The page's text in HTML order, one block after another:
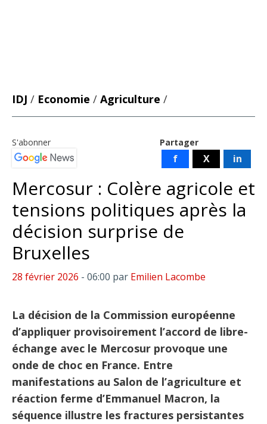
IDJ / Economie / Agriculture /
Partager
f X in
S'abonner
Mercosur : Colère agricole et
tensions politiques après la
décision surprise de
Bruxelles
28 février 2026 - 06:00 par Emilien Lacombe
La décision de la Commission européenne
d’appliquer provisoirement l’accord de libre-
échange avec le Mercosur provoque une
onde de choc en France. Entre
manifestations au Salon de l’agriculture et
réaction ferme d’Emmanuel Macron, la
séquence illustre les fractures persistantes